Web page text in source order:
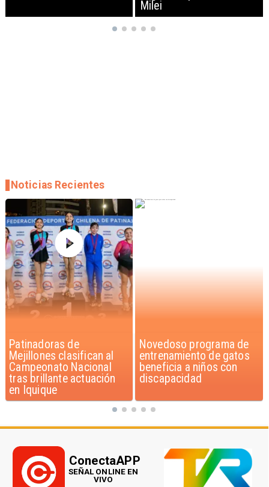
empresas
Novedoso programa de
entrenamiento de gatos
beneficia a niños con
discapacidad
Alarmante hábito en
jóvenes de 13 a 15 años
según encuesta del
Minsal
Noticias Recientes
ConectaAPP
SEÑAL ONLINE EN
VIVO